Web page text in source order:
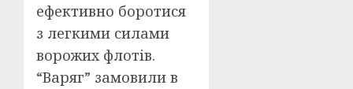
ефективно боротися
з легкими силами
ворожих флотів.
“Варяг” замовили в